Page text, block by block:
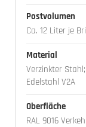
Postvolumen
Ca. 12 Liter je
Material
Verzinkter
Edelstahl V2A
Oberfläche
RAL 9016